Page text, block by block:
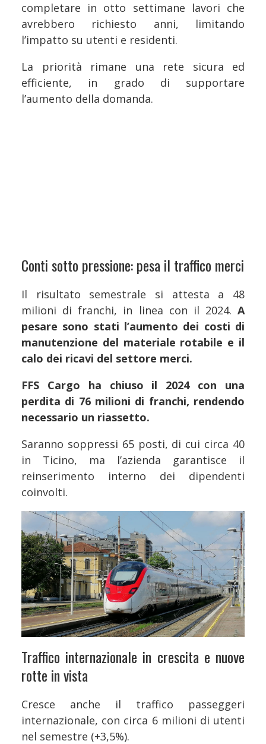
completare in otto settimane lavori che
avrebbero richiesto anni, limitando
l’impatto su utenti e residenti.
La priorità rimane una rete sicura ed
efficiente, in grado di supportare
l’aumento della domanda.
Conti sotto pressione: pesa il traffico merci
Il risultato semestrale si attesta a 48
milioni di franchi, in linea con il 2024. A
pesare sono stati l’aumento dei costi di
manutenzione del materiale rotabile e il
calo dei ricavi del settore merci.
FFS Cargo ha chiuso il 2024 con una
perdita di 76 milioni di franchi, rendendo
necessario un riassetto.
Saranno soppressi 65 posti, di cui circa 40
in Ticino, ma l’azienda garantisce il
reinserimento interno dei dipendenti
coinvolti.
Traffico internazionale in crescita e nuove
rotte in vista
Cresce anche il traffico passeggeri
internazionale, con circa 6 milioni di utenti
nel semestre (+3,5%).